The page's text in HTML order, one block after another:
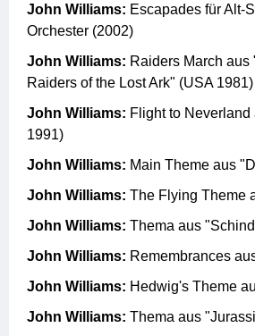
John Williams: Escapades für Alt-
Orchester (2002)
John Williams: Raiders March aus
Raiders of the Lost Ark" (USA 1981)
John Williams: Flight to
1991)
John Williams: Main Theme aus
John Williams: The Flying Theme
John Williams: Thema aus
John Williams: Remembrances
John Williams: Hedwig's Theme
John Williams: Thema aus